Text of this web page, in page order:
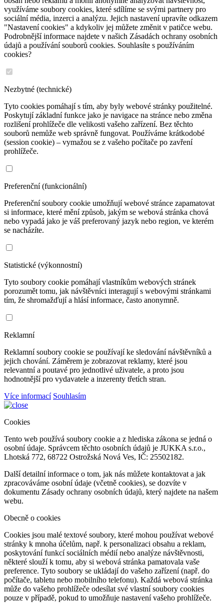
využíváme soubory cookies, které sdílíme se svými partnery pro
sociální média, inzerci a analýzu. Jejich nastavení upravíte odkazem
"Nastavení cookies" a kdykoliv jej můžete změnit v patičce webu.
Podrobnější informace najdete v našich Zásadách ochrany osobních
údajů a používání souborů cookies. Souhlasíte s používáním
cookies?
Nezbytné (technické)
Tyto cookies pomáhají s tím, aby byly webové stránky použitelné.
Poskytují základní funkce jako je navigace na stránce nebo změna
rozlišení prohlížeče dle velikosti vašeho zařízení. Bez těchto
souborů nemůže web správně fungovat. Používáme krátkodobé
(session cookie) – vymažou se z vašeho počítače po zavření
prohlížeče.
Preferenční (funkcionální)
Preferenční soubory cookie umožňují webové stránce zapamatovat
si informace, které mění způsob, jakým se webová stránka chová
nebo vypadá jako je váš preferovaný jazyk nebo region, ve kterém
se nacházíte.
Statistické (výkonnostní)
Tyto soubory cookie pomáhají vlastníkům webových stránek
porozumět tomu, jak návštěvníci interagují s webovými stránkami
tím, že shromažďují a hlásí informace, často anonymně.
Reklamní
Reklamní soubory cookie se používají ke sledování návštěvníků a
jejich chování. Záměrem je zobrazovat reklamy, které jsou
relevantní a poutavé pro jednotlivé uživatele, a proto jsou
hodnotnější pro vydavatele a inzerenty třetích stran.
Více informací Souhlasím
Cookies
Tento web používá soubory cookie a z hlediska zákona se jedná o
osobní údaje. Správcem těchto osobních údajů je JUKKA s.r.o.,
Lhotská 772, 68722 Ostrožská Nová Ves, IČ: 25502182.
Další detailní informace o tom, jak nás můžete kontaktovat a jak
zpracováváme osobní údaje (včetně cookies), se dozvíte v
dokumentu Zásady ochrany osobních údajů, který najdete na našem
webu.
Obecně o cookies
Cookies jsou malé textové soubory, které mohou používat webové
stránky k mnoha účelům, např. k personalizaci obsahu a reklam,
poskytování funkcí sociálních médií nebo analýze návštěvnosti,
některé slouží k tomu, aby si webová stránka pamatovala vaše
preference. Tyto soubory se ukládají do vašeho zařízení (např. do
počítače, tabletu nebo mobilního telefonu). Každá webová stránka
může do vašeho prohlížeče odesílat své vlastní soubory cookies
pouze v případě, pokud to umožňuje nastavení vašeho prohlížeče.